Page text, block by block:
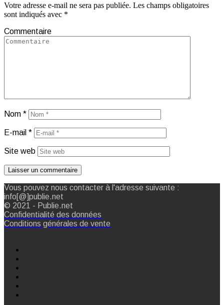
Votre adresse e-mail ne sera pas publiée. Les champs obligatoires
sont indiqués avec *
Commentaire
Nom *
E-mail *
Site web
Vous pouvez nous contacter à l'adresse suivante :
info[@]publie.net
© 2021 - Publie.net
Confidentialité des données
Conditions générales de vente